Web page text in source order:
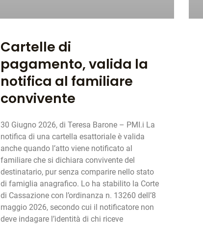
Cartelle di
pagamento, valida la
notifica al familiare
convivente
30 Giugno 2026, di Teresa Barone – PMI.i La
notifica di una cartella esattoriale è valida
anche quando l’atto viene notificato al
familiare che si dichiara convivente del
destinatario, pur senza comparire nello stato
di famiglia anagrafico. Lo ha stabilito la Corte
di Cassazione con l’ordinanza n. 13260 dell’8
maggio 2026, secondo cui il notificatore non
deve indagare l’identità di chi riceve